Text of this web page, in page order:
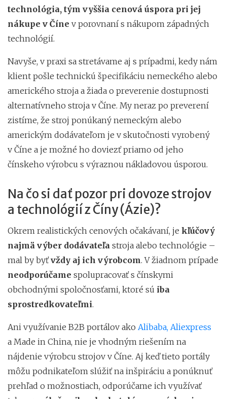
technológia, tým vyššia cenová úspora pri jej
nákupe v Číne v porovnaní s nákupom západných
technológií.
Navyše, v praxi sa stretávame aj s prípadmi, kedy nám
klient pošle technickú špecifikáciu nemeckého alebo
amerického stroja a žiada o preverenie dostupnosti
alternatívneho stroja v Číne. My neraz po preverení
zistíme, že stroj ponúkaný nemeckým alebo
americkým dodávateľom je v skutočnosti vyrobený
v Číne a je možné ho doviezť priamo od jeho
čínskeho výrobcu s výraznou nákladovou úsporou.
Na čo si dať pozor pri dovoze strojov
a technológií z Číny (Ázie)?
Okrem realistických cenových očakávaní, je kľúčový
najmä výber dodávateľa stroja alebo technológie –
mal by byťvždy aj ich výrobcom. V žiadnom prípade
neodporúčame spolupracovať s čínskymi
obchodnými spoločnosťami, ktoré sú iba
sprostredkovateľmi.
Ani využívanie B2B portálov ako Alibaba, Aliexpress
a Made in China, nie je vhodným riešením na
nájdenie výrobcu strojov v Číne. Aj keď tieto portály
môžu podnikateľom slúžiť na inšpiráciu a ponúknuť
prehľad o možnostiach, odporúčame ich využívať